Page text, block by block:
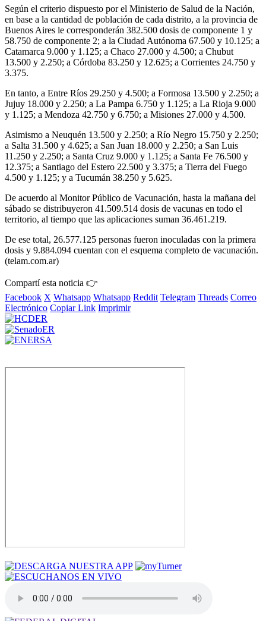
Según el criterio dispuesto por el Ministerio de Salud de la Nación,
en base a la cantidad de población de cada distrito, a la provincia de
Buenos Aires le corresponderán 382.500 dosis de componente 1 y
58.750 de componente 2; a la Ciudad Autónoma 67.500 y 10.125; a
Catamarca 9.000 y 1.125; a Chaco 27.000 y 4.500; a Chubut
13.500 y 2.250; a Córdoba 83.250 y 12.625; a Corrientes 24.750 y
3.375.
En tanto, a Entre Ríos 29.250 y 4.500; a Formosa 13.500 y 2.250; a
Jujuy 18.000 y 2.250; a La Pampa 6.750 y 1.125; a La Rioja 9.000
y 1.125; a Mendoza 42.750 y 6.750; a Misiones 27.000 y 4.500.
Asimismo a Neuquén 13.500 y 2.250; a Río Negro 15.750 y 2.250;
a Salta 31.500 y 4.625; a San Juan 18.000 y 2.250; a San Luis
11.250 y 2.250; a Santa Cruz 9.000 y 1.125; a Santa Fe 76.500 y
12.375; a Santiago del Estero 22.500 y 3.375; a Tierra del Fuego
4.500 y 1.125; y a Tucumán 38.250 y 5.625.
De acuerdo al Monitor Público de Vacunación, hasta la mañana del
sábado se distribuyeron 41.509.514 dosis de vacunas en todo el
territorio, al tiempo que las aplicaciones suman 36.461.219.
De ese total, 26.577.125 personas fueron inoculadas con la primera
dosis y 9.884.094 cuentan con el esquema completo de vacunación.
(telam.com.ar)
Compartí esta noticia 👉
Facebook X Whatsapp Whatsapp Reddit Telegram Threads Correo
Electrónico Copiar Link Imprimir